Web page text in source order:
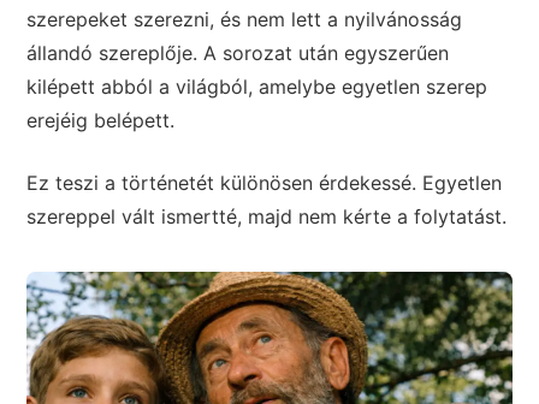
szerepeket szerezni, és nem lett a nyilvánosság
állandó szereplője. A sorozat után egyszerűen
kilépett abból a világból, amelybe egyetlen szerep
erejéig belépett.
Ez teszi a történetét különösen érdekessé. Egyetlen
szereppel vált ismertté, majd nem kérte a folytatást.